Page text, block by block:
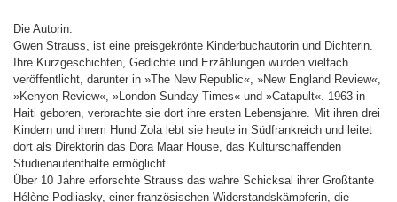
Die Autorin:
Gwen Strauss, ist eine preisgekrönte Kinderbuchautorin und Dichterin.
Ihre Kurzgeschichten, Gedichte und Erzählungen wurden vielfach
veröffentlicht, darunter in »The New Republic«, »New England Review«,
»Kenyon Review«, »London Sunday Times« und »Catapult«. 1963 in
Haiti geboren, verbrachte sie dort ihre ersten Lebensjahre. Mit ihren drei
Kindern und ihrem Hund Zola lebt sie heute in Südfrankreich und leitet
dort als Direktorin das Dora Maar House, das Kulturschaffenden
Studienaufenthalte ermöglicht.
Über 10 Jahre erforschte Strauss das wahre Schicksal ihrer Großtante
Hélène Podliasky, einer französischen Widerstandskämpferin, die